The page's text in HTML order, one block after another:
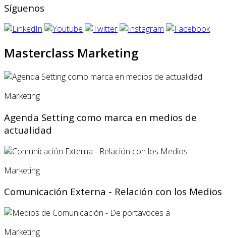
Síguenos
Masterclass Marketing
Marketing
Agenda Setting como marca en medios de
actualidad
Marketing
Comunicación Externa - Relación con los Medios
Marketing